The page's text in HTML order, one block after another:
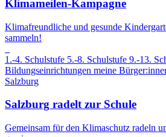
Klimameilen-Kampagne
Klimafreundliche und gesunde
sammeln!
1.-4. Schulstufe 5.-8. Schulstufe 9.-13.
Bildungseinrichtungen meine
Salzburg
Salzburg radelt zur Schule
Gemeinsam für den Klimaschutz radeln